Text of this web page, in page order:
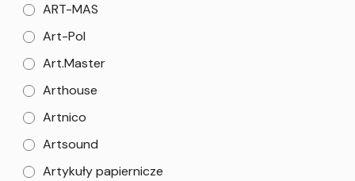
ART-MAS
Art-Pol
Art.Master
Arthouse
Artnico
Artsound
Artykuły papiernicze